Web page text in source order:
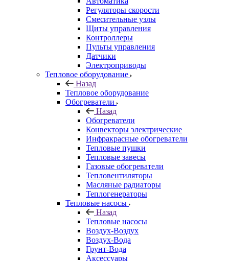
Регуляторы скорости
Смесительные узлы
Щиты управления
Контроллеры
Пульты управления
Датчики
Электроприводы
Тепловое оборудование
Назад
Тепловое оборудование
Обогреватели
Назад
Обогреватели
Конвекторы электрические
Инфракрасные обогреватели
Тепловые пушки
Тепловые завесы
Газовые обогреватели
Тепловентиляторы
Масляные радиаторы
Теплогенераторы
Тепловые насосы
Назад
Тепловые насосы
Воздух-Воздух
Воздух-Вода
Грунт-Вода
Аксессуары